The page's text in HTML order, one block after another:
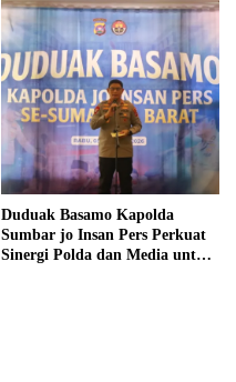
Duduak Basamo Kapolda
Sumbar jo Insan Pers Perkuat
Sinergi Polda dan Media untuk